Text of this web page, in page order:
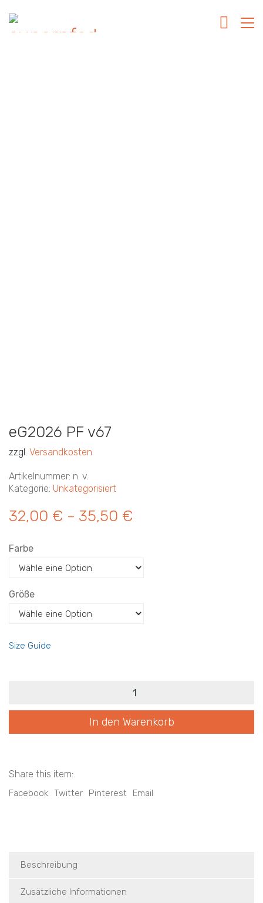
eG2026 PF v67
zzgl. Versandkosten
Artikelnummer: n. v.
Kategorie: Unkategorisiert
32,00 € – 35,50 €
Farbe
Größe
Size Guide
v67
In den Warenkorb
Share this item:
Facebook Twitter Pinterest Email
Beschreibung
Zusätzliche Informationen